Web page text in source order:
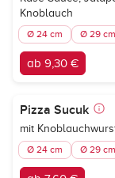
Knoblauch
Ø 24 cm Ø 29 cm
ab 9,30 €
Pizza Sucuk
mit
Ø 24 cm Ø 29 cm